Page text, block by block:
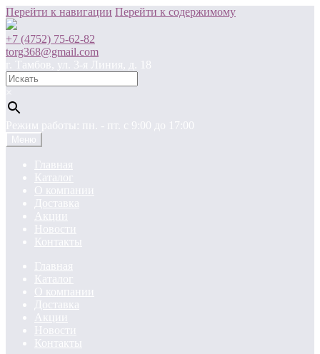
Перейти к навигации Перейти к содержимому
+7 (4752) 75-62-82
torg368@gmail.com
г. Тамбов, ул. 3-я Линия, д. 18
×
Режим работы: пн. - пт. c 9:00 до 17:00
Меню
Главная
Каталог
О компании
Доставка
Акции
Новости
Контакты
Главная
Каталог
О компании
Доставка
Акции
Новости
Контакты